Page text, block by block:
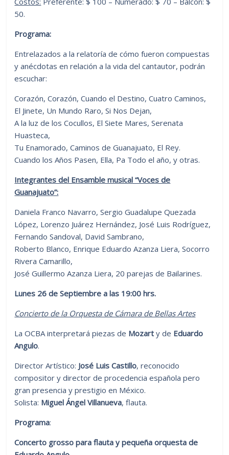
50.
Programa:
Entrelazados a la relatoría de cómo fueron compuestas
y anécdotas en relación a la vida del cantautor, podrán
escuchar:
Corazón, Corazón, Cuando el Destino, Cuatro Caminos,
El Jinete, Un Mundo Raro, Si Nos Dejan,
A la luz de los Cocullos, El Siete Mares, Serenata
Huasteca,
Tu Enamorado, Caminos de Guanajuato, El Rey.
Cuando los Años Pasen, Ella, Pa Todo el año, y otras.
Integrantes del Ensamble musical “Voces de
Guanajuato”:
Daniela Franco Navarro, Sergio Guadalupe Quezada
López, Lorenzo Juárez Hernández, José Luis Rodríguez,
Fernando Sandoval, David Sambrano,
Roberto Blanco, Enrique Eduardo Azanza Liera, Socorro
Rivera Camarillo,
José Guillermo Azanza Liera, 20 parejas de Bailarines.
Lunes 26 de Septiembre a las 19:00 hrs.
Concierto de la Orquesta de Cámara de Bellas Artes
La OCBA interpretará piezas de Mozart y de Eduardo
Angulo.
Director Artístico: José Luis Castillo, reconocido
compositor y director de procedencia española pero
gran presencia y prestigio en México.
Solista: Miguel Ángel Villanueva, flauta.
Programa:
Concerto grosso para flauta y pequeña orquesta de